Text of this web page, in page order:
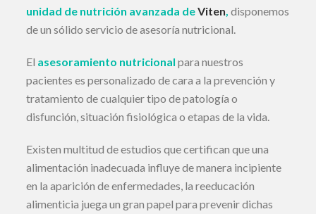
unidad de nutrición avanzada deViten disponemos
de un sólido servicio de asesoría nutricional.
El asesoramiento nutricional para nuestros
pacientes es personalizado de cara a la prevención y
tratamiento de cualquier tipo de patología o
disfunción, situación fisiológica o etapas de la vida.
Existen multitud de estudios que certifican que una
alimentación inadecuada influye de manera incipiente
en la aparición de enfermedades, la reeducación
alimenticia juega un gran papel para prevenir dichas